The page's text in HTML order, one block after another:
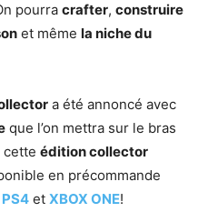
pourra crafter, construire
et même la niche du
a été annoncé avec
que l’on mettra sur le bras
cette édition collector
en précommande
PS4 et XBOX ONE!